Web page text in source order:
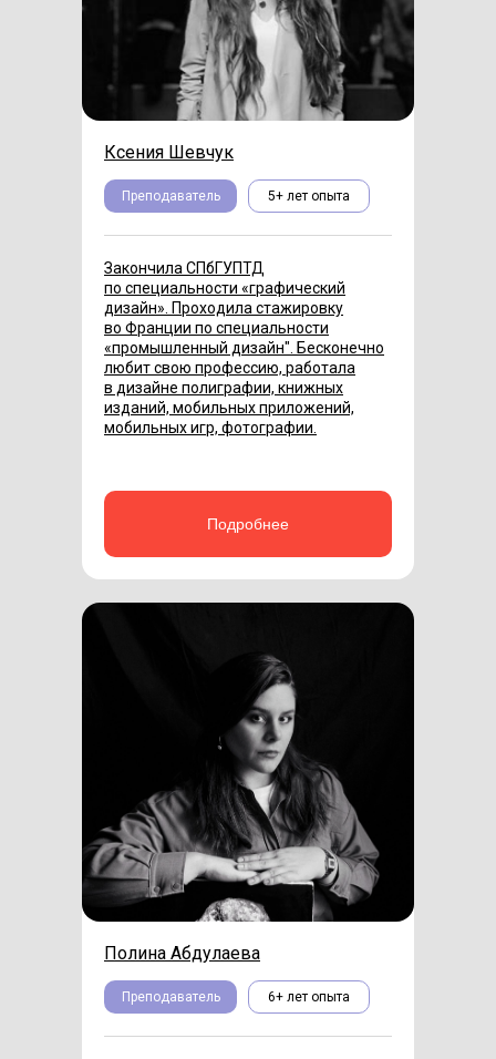
Ксения Шевчук
5+ лет опыта
Преподаватель
Закончила СПбГУПТД
по специальности «‎графический
дизайн»‎. Проходила стажировку
во Франции по специальности
«‎промышленный дизайн"‎. Бесконечно
любит свою профессию, работала
в дизайне полиграфии, книжных
изданий, мобильных приложений,
мобильных игр, фотографии.
Подробнее
Полина Абдулаева
6+ лет опыта
Преподаватель